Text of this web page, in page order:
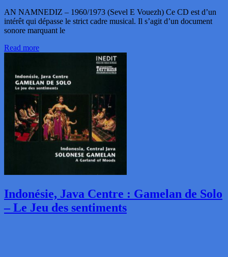
AN NAMNEDIZ – 1960/1973 (Sevel E Vouezh) Ce CD est d’un
intérêt qui dépasse le strict cadre musical. Il s’agit d’un document
sonore marquant le
Read more
Indonésie, Java Centre : Gamelan de Solo
– Le Jeu des sentiments